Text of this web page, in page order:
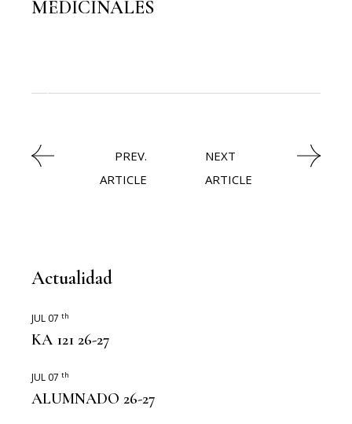
Actualidad
JUL 07 th
KA 121 26-27
JUL 07 th
ALUMNADO 26-27
ACTIVIDADES
MEDICINALES
PREV.
ARTICLE
NEXT
ARTICLE